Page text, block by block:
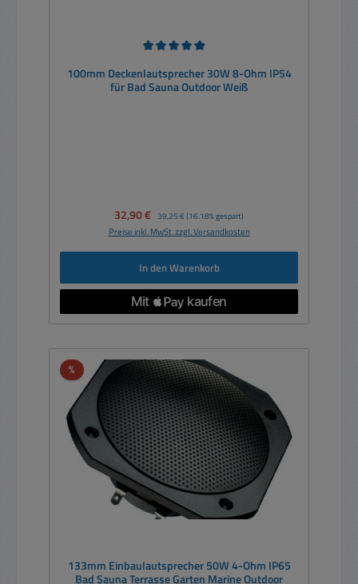
100mm Deckenlautsprecher 30W 8-Ohm IP54
für Bad Sauna Outdoor Weiß
Verkaufspreis:
32,90 € Regulärer Preis:
39,25 € (16.18% gespart)
Preise inkl. MwSt. zzgl. Versandkosten
In den Warenkorb
%Rabatt
133mm Einbaulautsprecher 50W 4-Ohm IP65
Bad Sauna Terrasse Garten Marine Outdoor